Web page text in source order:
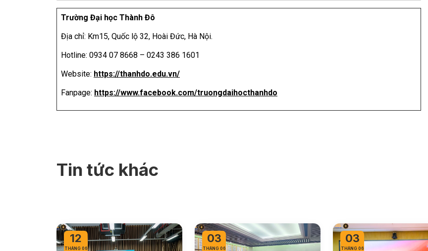
Trường Đại học Thành Đô
Địa chỉ: Km15, Quốc lộ 32, Hoài Đức, Hà Nội.
Hotline: 0934 07 8668 – 0243 386 1601
Website: https://thanhdo.edu.vn/
Fanpage: https://www.facebook.com/truongdaihocthanhdo
Tin tức khác
12
THÁNG 06
03
THÁNG 06
03
THÁNG 06